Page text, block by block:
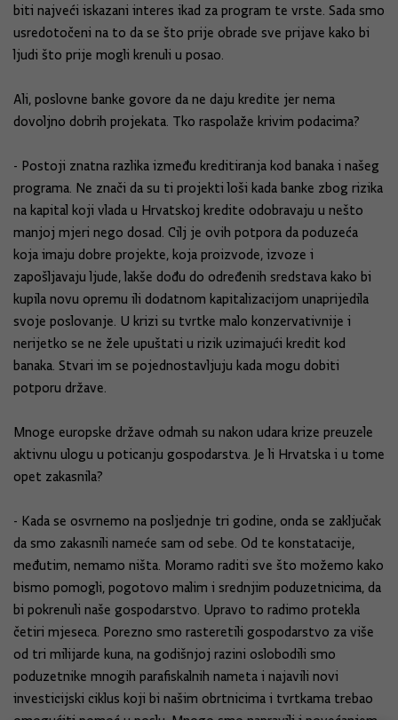
biti najveći iskazani interes ikad za program te vrste. Sada smo
usredotočeni na to da se što prije obrade sve prijave kako bi
ljudi što prije mogli krenuli u posao.
Ali, poslovne banke govore da ne daju kredite jer nema
dovoljno dobrih projekata. Tko raspolaže krivim podacima?
- Postoji znatna razlika između kreditiranja kod banaka i našeg
programa. Ne znači da su ti projekti loši kada banke zbog rizika
na kapital koji vlada u Hrvatskoj kredite odobravaju u nešto
manjoj mjeri nego dosad. Cilj je ovih potpora da poduzeća
koja imaju dobre projekte, koja proizvode, izvoze i
zapošljavaju ljude, lakše dođu do određenih sredstava kako bi
kupila novu opremu ili dodatnom kapitalizacijom unaprijedila
svoje poslovanje. U krizi su tvrtke malo konzervativnije i
nerijetko se ne žele upuštati u rizik uzimajući kredit kod
banaka. Stvari im se pojednostavljuju kada mogu dobiti
potporu države.
Mnoge europske države odmah su nakon udara krize preuzele
aktivnu ulogu u poticanju gospodarstva. Je li Hrvatska i u tome
opet zakasnila?
- Kada se osvrnemo na posljednje tri godine, onda se zaključak
da smo zakasnili nameće sam od sebe. Od te konstatacije,
međutim, nemamo ništa. Moramo raditi sve što možemo kako
bismo pomogli, pogotovo malim i srednjim poduzetnicima, da
bi pokrenuli naše gospodarstvo. Upravo to radimo protekla
četiri mjeseca. Porezno smo rasteretili gospodarstvo za više
od tri milijarde kuna, na godišnjoj razini oslobodili smo
poduzetnike mnogih parafiskalnih nameta i najavili novi
investicijski ciklus koji bi našim obrtnicima i tvrtkama trebao